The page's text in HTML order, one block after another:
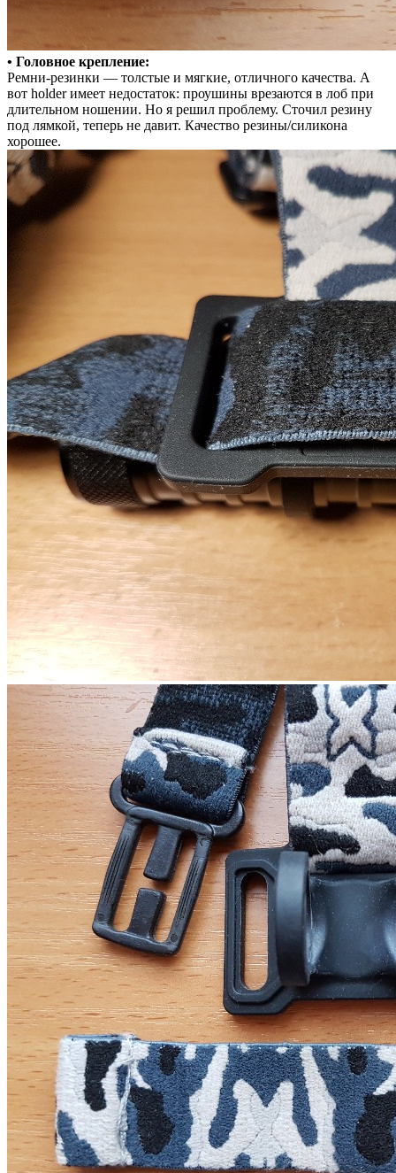
• Головное крепление:
Ремни-резинки — толстые и мягкие, отличного качества. А
вот holder имеет недостаток: проушины врезаются в лоб при
длительном ношении. Но я решил проблему. Сточил резину
под лямкой, теперь не давит. Качество резины/силикона
хорошее.